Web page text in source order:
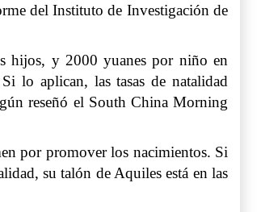
del Instituto de Investigación de
hijos, y 2000 yuanes por niño en
lo aplican, las tasas de natalidad
reseñó el South China Morning
por promover los nacimientos. Si
su talón de Aquiles está en las